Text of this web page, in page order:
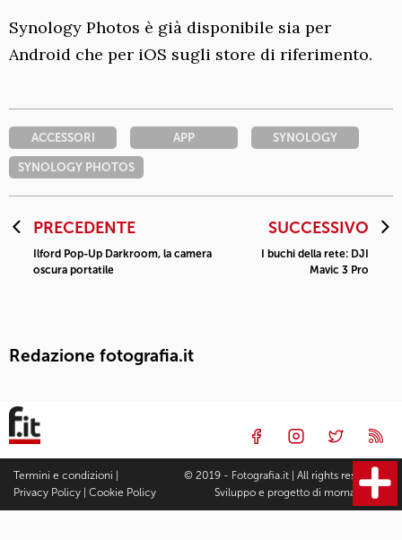
Synology Photos è già disponibile sia per
Android che per iOS sugli store di riferimento.
ACCESSORI APP SYNOLOGY
SYNOLOGY PHOTOS
PRECEDENTE
Ilford Pop-Up Darkroom, la camera
oscura portatile
SUCCESSIVO
I buchi della rete: DJI
Mavic 3 Pro
Redazione fotografia.it
Termini e condizioni
Privacy Policy
Cookie Policy
© 2019 - Fotografia.it | All rights reserved |
Sviluppo e progetto di moma Studio